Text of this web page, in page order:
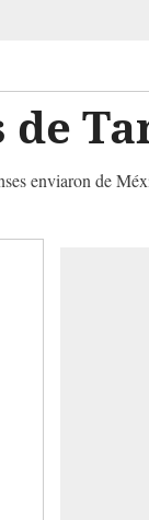
de
enviaron de